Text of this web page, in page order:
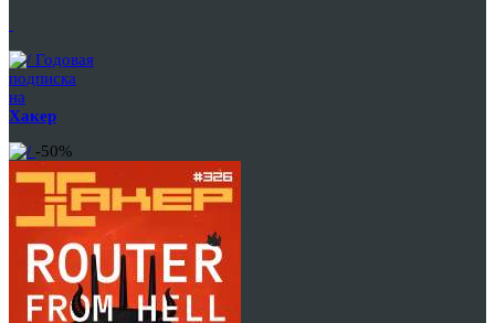
Годовая
подписка
на
Хакер
-50%